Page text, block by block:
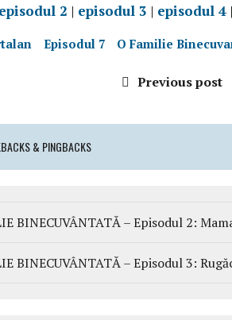
episodul 2 | episodul 3 | episodul 4 |
Episodul 7 O Familie
Previous post
& PINGBACKS
BINECUVÂNTATĂ – Episodul 2:
BINECUVÂNTATĂ – Episodul 3: